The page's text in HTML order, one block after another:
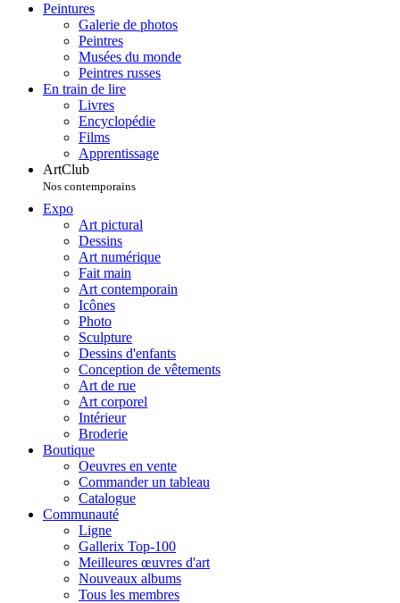
Peintures
Galerie de photos
Peintres
Musées du monde
Peintres russes
En train de lire
Livres
Encyclopédie
Films
Apprentissage
ArtClub
Nos contemporains
Expo
Art pictural
Dessins
Art numérique
Fait main
Art contemporain
Icônes
Photo
Sculpture
Dessins d'enfants
Conception de vêtements
Art de rue
Art corporel
Intérieur
Broderie
Boutique
Oeuvres en vente
Commander un tableau
Catalogue
Communauté
Ligne
Gallerix Top-100
Meilleures œuvres d'art
Nouveaux albums
Tous les membres